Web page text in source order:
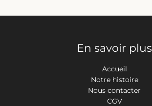
En savoir plus
Accueil
Notre histoire
Nous contacter
CGV